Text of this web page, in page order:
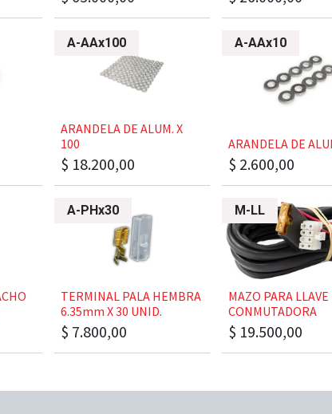
​​​ARANDELA DE ALUM. X
100
$ 18.200,00
A-AAx100
​​​ARANDELA DE
$ 2.600,00
A-AAx10
​​​TERMINAL PALA HEMBRA
6.35mm X 30 UNID.
$ 7.800,00
A-PHx30
​​​​MAZO PARA LLAVE
CONMUTADORA
$ 19.500,00
M-LL